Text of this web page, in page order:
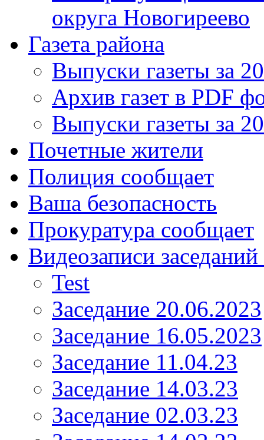
округа Новогиреево
Газета района
Выпуски газеты за
Архив газет в PDF
Выпуски газеты за
Почетные жители
Полиция сообщает
Ваша безопасность
Прокуратура сообщает
Видеозаписи заседаний
Test
Заседание 20.06.2023
Заседание 16.05.2023
Заседание 11.04.23
Заседание 14.03.23
Заседание 02.03.23